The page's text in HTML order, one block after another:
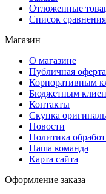
Отложенные
Список сравнения
Магазин
О магазине
Публичная оферта
Корпоративным
Бюджетным
Контакты
Скупка
Новости
Политика
Наша команда
Карта сайта
Оформление заказа